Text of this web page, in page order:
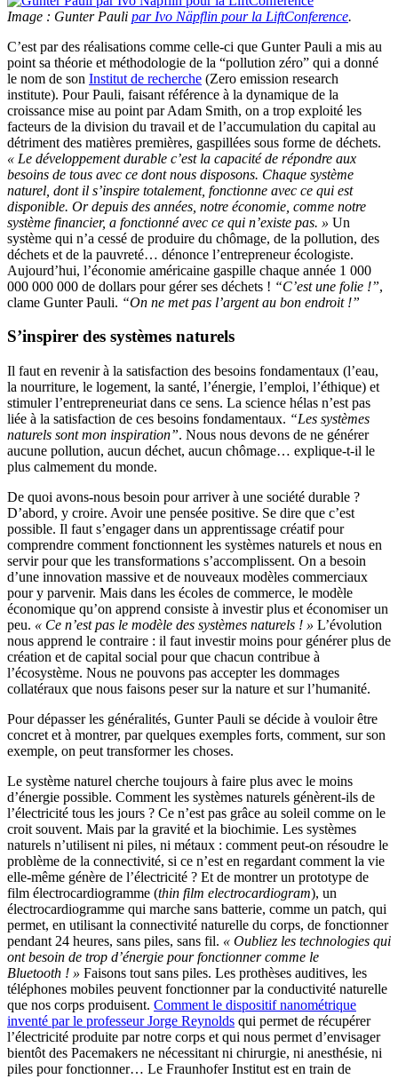
Image : Gunter Pauli par Ivo Näpflin pour la LiftConference.
C’est par des réalisations comme celle-ci que Gunter Pauli a mis au
point sa théorie et méthodologie de la “pollution zéro” qui a donné
le nom de son Institut de recherche (Zero emission research
institute). Pour Pauli, faisant référence à la dynamique de la
croissance mise au point par Adam Smith, on a trop exploité les
facteurs de la division du travail et de l’accumulation du capital au
détriment des matières premières, gaspillées sous forme de déchets.
« Le développement durable c’est la capacité de répondre aux
besoins de tous avec ce dont nous disposons. Chaque système
naturel, dont il s’inspire totalement, fonctionne avec ce qui est
disponible. Or depuis des années, notre économie, comme notre
système financier, a fonctionné avec ce qui n’existe pas. » Un
système qui n’a cessé de produire du chômage, de la pollution, des
déchets et de la pauvreté… dénonce l’entrepreneur écologiste.
Aujourd’hui, l’économie américaine gaspille chaque année 1 000
000 000 000 de dollars pour gérer ses déchets ! “C’est une folie !”,
clame Gunter Pauli. “On ne met pas l’argent au bon endroit !”
S’inspirer des systèmes naturels
Il faut en revenir à la satisfaction des besoins fondamentaux (l’eau,
la nourriture, le logement, la santé, l’énergie, l’emploi, l’éthique) et
stimuler l’entrepreneuriat dans ce sens. La science hélas n’est pas
liée à la satisfaction de ces besoins fondamentaux. “Les systèmes
naturels sont mon inspiration”. Nous nous devons de ne générer
aucune pollution, aucun déchet, aucun chômage… explique-t-il le
plus calmement du monde.
De quoi avons-nous besoin pour arriver à une société durable ?
D’abord, y croire. Avoir une pensée positive. Se dire que c’est
possible. Il faut s’engager dans un apprentissage créatif pour
comprendre comment fonctionnent les systèmes naturels et nous en
servir pour que les transformations s’accomplissent. On a besoin
d’une innovation massive et de nouveaux modèles commerciaux
pour y parvenir. Mais dans les écoles de commerce, le modèle
économique qu’on apprend consiste à investir plus et économiser un
peu. « Ce n’est pas le modèle des systèmes naturels ! » L’évolution
nous apprend le contraire : il faut investir moins pour générer plus de
création et de capital social pour que chacun contribue à
l’écosystème. Nous ne pouvons pas accepter les dommages
collatéraux que nous faisons peser sur la nature et sur l’humanité.
Pour dépasser les généralités, Gunter Pauli se décide à vouloir être
concret et à montrer, par quelques exemples forts, comment, sur son
exemple, on peut transformer les choses.
Le système naturel cherche toujours à faire plus avec le moins
d’énergie possible. Comment les systèmes naturels génèrent-ils de
l’électricité tous les jours ? Ce n’est pas grâce au soleil comme on le
croit souvent. Mais par la gravité et la biochimie. Les systèmes
naturels n’utilisent ni piles, ni métaux : comment peut-on résoudre le
problème de la connectivité, si ce n’est en regardant comment la vie
elle-même génère de l’électricité ? Et de montrer un prototype de
film électrocardiogramme (thin film electrocardiogram), un
électrocardiogramme qui marche sans batterie, comme un patch, qui
permet, en utilisant la connectivité naturelle du corps, de fonctionner
pendant 24 heures, sans piles, sans fil. « Oubliez les technologies qui
ont besoin de trop d’énergie pour fonctionner comme le
Bluetooth ! » Faisons tout sans piles. Les prothèses auditives, les
téléphones mobiles peuvent fonctionner par la conductivité naturelle
que nos corps produisent. Comment le dispositif nanométrique
inventé par le professeur Jorge Reynolds qui permet de récupérer
l’électricité produite par notre corps et qui nous permet d’envisager
bientôt des Pacemakers ne nécessitant ni chirurgie, ni anesthésie, ni
piles pour fonctionner… Le Fraunhofer Institut est en train de